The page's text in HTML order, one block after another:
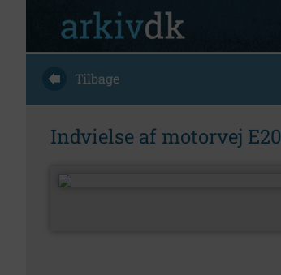
Tilbage
Indvielse af motorvej E20